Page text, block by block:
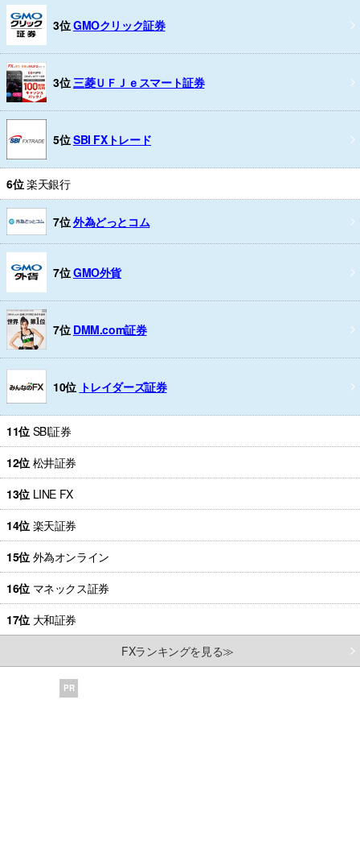
3位GMOクリック証券
3位三菱ＵＦＪｅスマート証券
5位SBI FXトレード
6位楽天銀行
7位外為どっとコム
7位GMO外貨
7位 DMM.com証券
10位 トレイダーズ証券
11位 SBI証券
12位 松井証券
13位 LINE FX
14位 楽天証券
15位 外為オンライン
16位 マネックス証券
17位 大和証券
FXランキングを見る≫
PR